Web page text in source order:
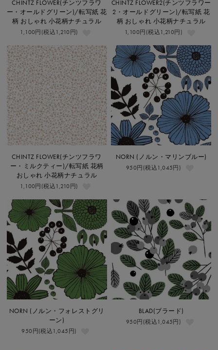
CHINTZ FLOWER(チンツフラワ
ー・オールドグリーン)/転写紙 花
柄 おしゃれ 小花柄ナチュラル
1,100円(税込1,210円)
CHINTZ FLOWER2(チンツフラワー
2・オールドグリーン)/転写紙 花
柄 おしゃれ 小花柄ナチュラル
1,100円(税込1,210円)
CHINTZ FLOWER(チンツフラワ
ー・ミルクティー)/転写紙 花柄
おしゃれ 小花柄ナチュラル
1,100円(税込1,210円)
NORN (ノルン・マリンブルー)
950円(税込1,045円)
NORN (ノルン・フォレストグリ
ーン)
950円(税込1,045円)
BLAD(ブラード)
950円(税込1,045円)